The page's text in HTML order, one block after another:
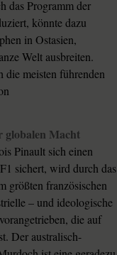
das Programm der
könnte dazu
in Ostasien,
Welt ausbreiten.
die meisten führenden
Macht
Pinault sich einen
sichert, wird durch das
größten französischen
– und ideologische
die auf
Der australisch-